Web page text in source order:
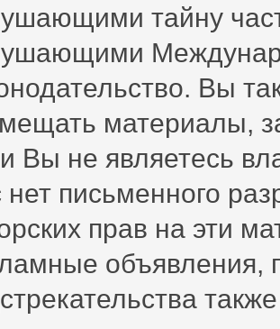
тайну
Вы
материалы,
Вы не являетесь
нет письменного
прав на эти
объявления,